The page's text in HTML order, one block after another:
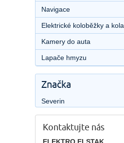
Navigace
Elektrické koloběžky a kola
Kamery do auta
Lapače hmyzu
Značka
Severin
Kontaktujte nás